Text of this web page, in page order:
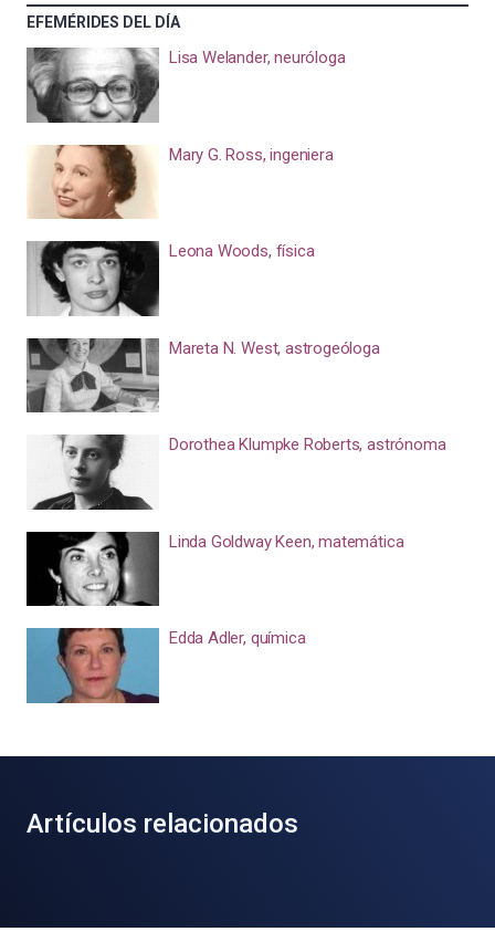
EFEMÉRIDES DEL DÍA
Lisa Welander, neuróloga
Mary G. Ross, ingeniera
Leona Woods, física
Mareta N. West, astrogeóloga
Dorothea Klumpke Roberts, astrónoma
Linda Goldway Keen, matemática
Edda Adler, química
Artículos relacionados